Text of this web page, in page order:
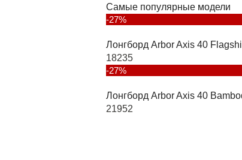
Самые популярные модели
-27%
Лонгборд Arbor Axis 40
18235
-27%
Лонгборд Arbor Axis 40
21952